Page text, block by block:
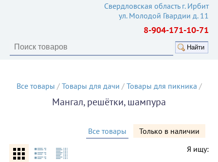
Свердловская область г. Ирбит
ул. Молодой Гвардии д. 11
8-904-171-10-71
Найти
Все товары / Товары для дачи / Товары для пикника /
Мангал, решётки, шампура
Все товары
Только в наличии
Я ищу: